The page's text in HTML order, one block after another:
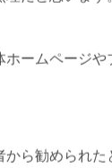
ームページ
ら勧められた